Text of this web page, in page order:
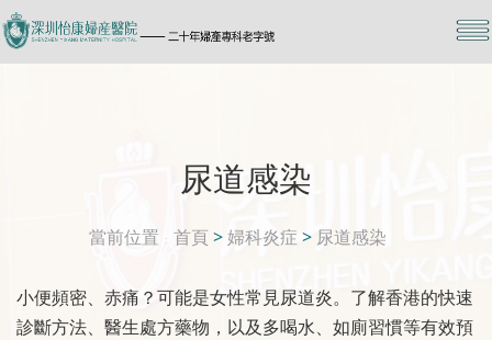
尿道感染
當前位置 首頁 >婦科炎症 > 尿道感染
小便頻密、赤痛？可能是女性常見尿道炎。了解香港的快速
診斷方法、醫生處方藥物，以及多喝水、如廁習慣等有效預